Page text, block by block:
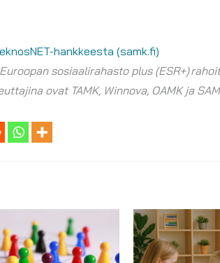
hankkeesta (samk.fi)
sosiaalirahasto plus (ESR+)
ovat TAMK, Winnova, OAMK ja